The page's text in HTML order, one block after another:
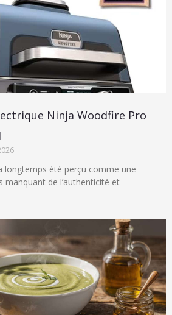
Ninja Woodfire Pro
longtemps été perçu comme une
manquant de l’authenticité et